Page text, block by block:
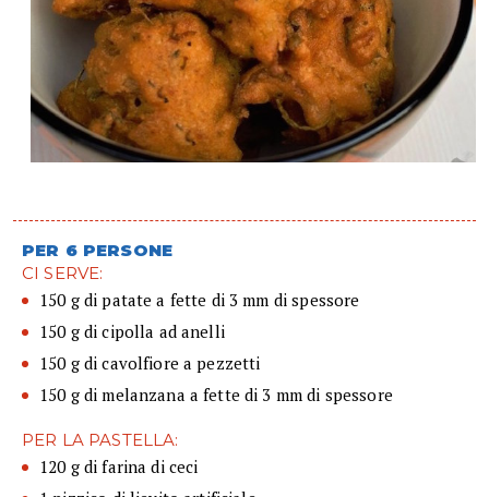
PER 6 PERSONE
CI SERVE:
150 g di patate a fette di 3 mm di spessore
150 g di cipolla ad anelli
150 g di cavolfiore a pezzetti
150 g di melanzana a fette di 3 mm di spessore
PER LA PASTELLA:
120 g di farina di ceci